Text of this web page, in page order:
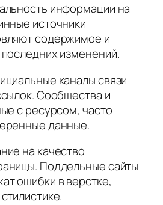
информации на
источники
содержимое и
изменений.
каналы связи
Сообщества и
с ресурсом, часто
данные.
на качество
Поддельные сайты
ошибки в верстке,